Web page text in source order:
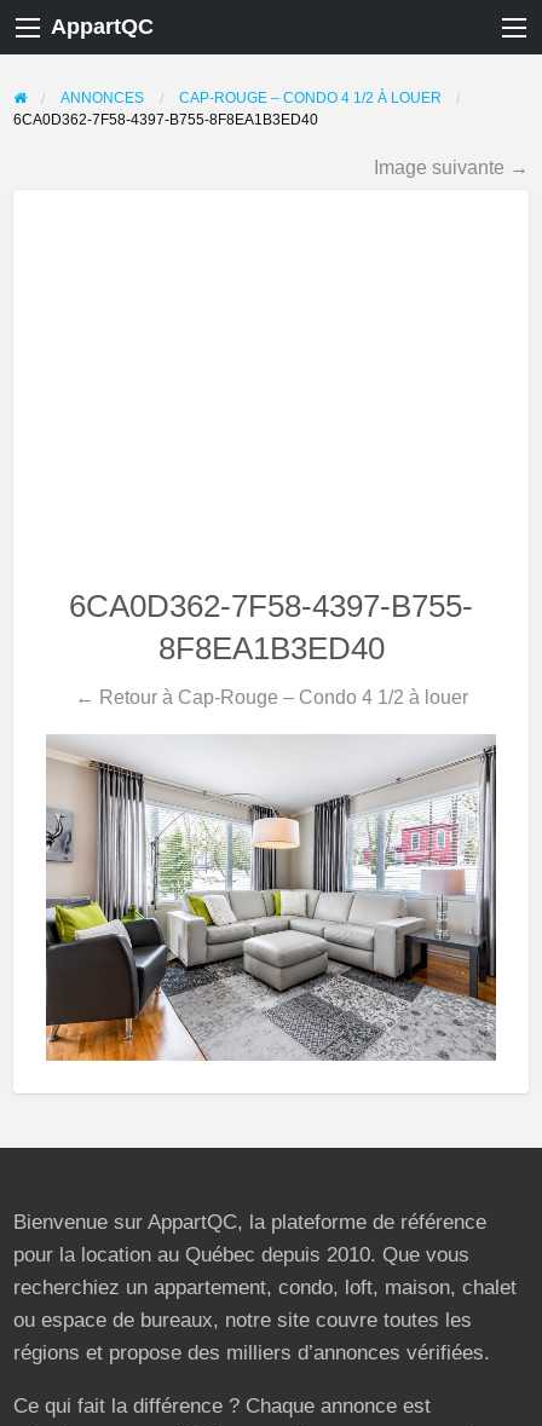
AppartQC
ANNONCES
CAP-ROUGE – CONDO 4 1/2 À LOUER
6CA0D362-7F58-4397-B755-8F8EA1B3ED40
Image suivante →
6CA0D362-7F58-4397-B755-
8F8EA1B3ED40
← Retour à Cap-Rouge – Condo 4 1/2 à louer
Bienvenue sur AppartQC, la plateforme de référence
pour la location au Québec depuis 2010. Que vous
recherchiez un appartement, condo, loft, maison, chalet
ou espace de bureaux, notre site couvre toutes les
régions et propose des milliers d’annonces vérifiées.
Ce qui fait la différence ? Chaque annonce est